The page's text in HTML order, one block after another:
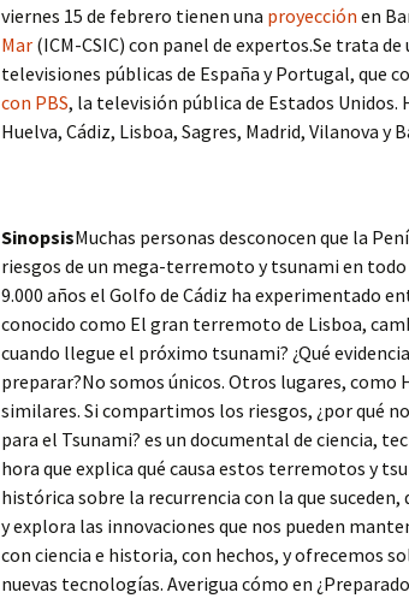
viernes 15 de febrero tienen una proyección en
Mar (ICM-CSIC) con panel de expertos.Se trata
televisiones públicas de España y Portugal, que
con PBS, la televisión pública de Estados Unidos.
Huelva, Cádiz, Lisboa, Sagres, Madrid, Vilanova y
SinopsisMuchas personas desconocen que la
riesgos de un mega-terremoto y tsunami en
9.000 años el Golfo de Cádiz ha experimentado
conocido como El gran terremoto de Lisboa,
cuando llegue el próximo tsunami? ¿Qué
preparar?No somos únicos. Otros lugares, como
similares. Si compartimos los riesgos, ¿por qué
para el Tsunami? es un documental de ciencia,
hora que explica qué causa estos terremotos y
histórica sobre la recurrencia con la que suceden,
y explora las innovaciones que nos pueden
con ciencia e historia, con hechos, y ofrecemos
nuevas tecnologías. Averigua cómo en